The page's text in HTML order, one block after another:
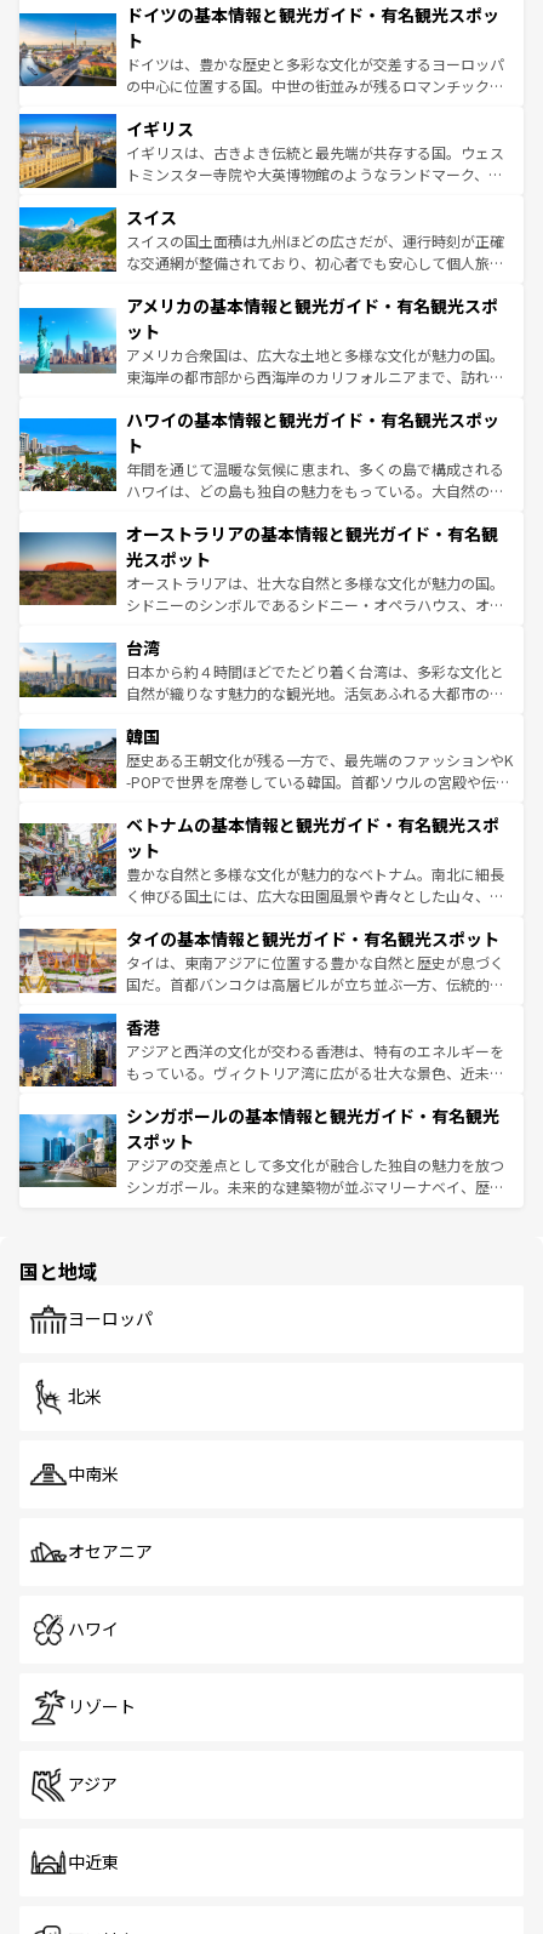
せる。地方によって風土や気候が異なるスペインはその個
ンテンツ一覧 を参照してほしい。
で、幅広い魅力が詰まっている。華麗な宮殿、歴史的な大
聖堂、美しいビーチ、そして豊かな自然が、訪れる者を心
から魅了する。また、フランスは美食の国としても知ら
れ、フランス料理はユネスコ無形文化遺産にも登録されて
香り高いラベンダー畑など、多彩な楽しみ方が可能だ。さ
らに、パリ以外の地域にも魅力が溢れており、どの街角に
も豊かな歴史と文化が息づいている。パリ以外の個性あふ
を参照してほしい。
ドイツの基本情報と観光ガイド・有名観光スポッ
ト
ドイツは、豊かな歴史と多彩な文化が交差するヨーロッパ
の中心に位置する国。中世の街並みが残るロマンチック街
顔を持つこの国は、どこを歩いても飽きることがない。ベ
ルリンの文化的活気、バイエルン州のアルプスの絶景、そ
してライン川沿いのワイン畑といった風景は必見。ビール
は、お酒好きな人にはぜひ体験してほしい。 なお、新着の
ドイツ情報はコンテンツ一覧を参照してほしい。
イギリス
イギリスは、古きよき伝統と最先端が共存する国。ウェス
トミンスター寺院や大英博物館のようなランドマーク、歴
リアごとに異なる魅力がある。また、優雅なアフタヌーン
ティー、ビール好きにはたまらない英国パブ、サッカー観
戦など、本場だからこそできる体験も豊富。イギリスを旅
ンツ一覧を参照してほしい。
スイス
スイスの国土面積は九州ほどの広さだが、運行時刻が正確
な交通網が整備されており、初心者でも安心して個人旅行
の建物がそのまま残る町や、スイスならではのユニークな
博物館もあり、アルプス観光だけでなく町歩きも満喫する
ことができる。国民の所得が高いため物価も高いが、旅行
者向けの交通パス提供のサービスもあり、うまく活用すれ
着のスイス情報はコンテンツ一覧を参照してほしい。
アメリカの基本情報と観光ガイド・有名観光スポ
ット
アメリカ合衆国は、広大な土地と多様な文化が魅力の国。
東海岸の都市部から西海岸のカリフォルニアまで、訪れる
のような巨大都市は、観光、ショッピング、エンターテイ
ンメントが詰まった刺激的なスポットだ。一方、アメリカ
西部には大自然が広がり、グランドキャニオンやイエロー
ストーン国立公園といった絶景が堪能できる。さらに、南
文化が魅力。旅行者はアメリカの各地域で異なる魅力を楽
しみながら、その多様性と豊かな歴史を感じることができ
るだろう。車でのロードトリップや列車の旅も、アメリカ
ならではの贅沢な旅のスタイルだ。 なお、新着のアメリカ
情報は コンテンツ一覧 を参照してほしい。
ハワイの基本情報と観光ガイド・有名観光スポッ
ト
年間を通じて温暖な気候に恵まれ、多くの島で構成される
ハワイは、どの島も独自の魅力をもっている。大自然の神
ワイ島は見逃せない。また、定番の観光地といえばオアフ
島だが、静かな自然を求めるならマウイ島やカウアイ島が
おすすめ。エメラルドグリーンに輝く海をはじめ、豊かな
文化や歴史が息づいている。「アロハスピリット」と呼ば
人々、おいしいローカルフードやハワイアンミュージッ
ク、伝統的なフラダンスなど、すべてがハワイの魅力を彩
っている。訪れるたびに新しい発見と感動が待っているハ
はコンテンツ一覧
オーストラリアの基本情報と観光ガイド・有名観
光スポット
オーストラリアは、壮大な自然と多様な文化が魅力の国。
シドニーのシンボルであるシドニー・オペラハウス、オー
リアリーフや大陸中央部にそびえるウルル（エアーズロッ
ク）、タスマニアの美しい原生林やケアンズの熱帯雨林な
ど、見どころがたくさん。また、カフェやワイン、オージ
いる。アクティビティも充実しており、サーフィンやダイ
ビング、ハイキングなど、アウトドア好きにはたまらな
い。オーストラリアの多彩な魅力を存分に味わいつくそ
参照してほしい。
台湾
日本から約４時間ほどでたどり着く台湾は、多彩な文化と
自然が織りなす魅力的な観光地。活気あふれる大都市の台
ン）、静ひつな山岳地帯である台湾東部など、都市の喧騒
と山間の静けさが共存しており、訪れる人に新しい発見と
驚きをもたらしてくれる。また、奥深い台湾の食文化も魅
容にもいいと評判のスイーツなど、バラエティ豊かな料理
照してほしい。
韓国
歴史ある王朝文化が残る一方で、最先端のファッションやK
-POPで世界を席巻している韓国。首都ソウルの宮殿や伝統
き、地方に足を延ばせば四季折々の自然美を楽しむことが
できる。そして、キムチや焼肉、絶品のストリートフード
まで、さまざまな韓国料理が待っている。夜には、韓国な
らではのナイトライフも堪能できる。あたたかいホスピタ
わってみてほしい。 なお、新着の韓国情報はコンテンツ一
覧 を参照してほしい。
ベトナムの基本情報と観光ガイド・有名観光スポ
ット
豊かな自然と多様な文化が魅力的なベトナム。南北に細長
く伸びる国土には、広大な田園風景や青々とした山々、世
急速な発展と共に伝統が息づく。ハノイの古い町並みやホ
ーチミン市のフランス統治時代の建物も、独特の雰囲気を
醸し出している。また、バラエティの豊かさとおいしさで
とつ。フォーやバインミー、ベトナムコーヒーなどは、ぜ
ひ現地で味わいたい。どの地域を訪れてもあたたかい人々
が旅行者を迎えてくれるので、きっと忘れられない旅にな
参照してほしい。
タイの基本情報と観光ガイド・有名観光スポット
タイは、東南アジアに位置する豊かな自然と歴史が息づく
国だ。首都バンコクは高層ビルが立ち並ぶ一方、伝統的な
の活気が交差している。北部ではチェンマイなどの山岳地
帯で自然と触れ合い、南部ではプーケットやクラビの美し
いビーチでリゾート気分を楽しむことができる。タイ料理
激する。気候は一年中温暖で、どの季節にも異なる楽しみ
が待っている。親しみやすいタイの人々、仏教を中心とし
た文化、そして多様な観光資源が、訪れる旅人を魅了し続
ける。 なお、新着のタイ情報はコンテンツ一覧を参照して
香港
アジアと西洋の文化が交わる香港は、特有のエネルギーを
もっている。ヴィクトリア湾に広がる壮大な景色、近未来
み、どこを訪れても感動するはず。観光スポットが密集し
ており、効率よく見どころを回れるのも魅力。息をのむよ
うな絶景から文化的な体験まで、香港を存分に楽しみ尽く
そう。 なお、新着の香港情報はコンテンツ一覧を参照して
シンガポールの基本情報と観光ガイド・有名観光
スポット
アジアの交差点として多文化が融合した独自の魅力を放つ
シンガポール。未来的な建築物が並ぶマリーナベイ、歴史
で、ホーカーズは地元の風情を楽しめる外せないスポット
国と地域
ヨーロッパ
北米
中南米
オセアニア
ハワイ
リゾート
アジア
中近東